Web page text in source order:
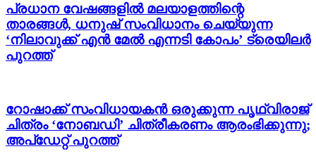
പ്രധാന വേഷങ്ങളിൽ മലയാളത്തിന്റെ
താരങ്ങൾ, ധനുഷ് സംവിധാനം ചെയ്യുന്ന
‘നിലാവുക്ക് എൻ മേൽ എന്നടി കോപം’ ട്രെയിലർ
പുറത്ത്
റോഷാക്ക് സംവിധായകൻ ഒരുക്കുന്ന പൃഥ്വിരാജ്
ചിത്രം ‘നോബഡി’ ചിത്രീകരണം ആരംഭിക്കുന്നു;
അപ്‌ഡേറ്റ് പുറത്ത്